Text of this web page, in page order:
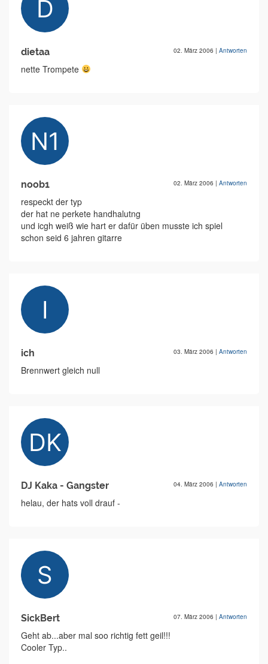
dietaa 02. März 2006 | Antworten
nette Trompete
noob1 02. März 2006 | Antworten
respeckt der typ
der hat ne perkete handhalutng
und icgh weiß wie hart er dafür üben musste ich spiel
schon seid 6 jahren gitarre
ich 03. März 2006 | Antworten
Brennwert gleich null
DJ Kaka - Gangster 04. März 2006 | Antworten
helau, der hats voll drauf -
SickBert 07. März 2006 | Antworten
Geht ab...aber mal soo richtig fett geil!!!
Cooler Typ..